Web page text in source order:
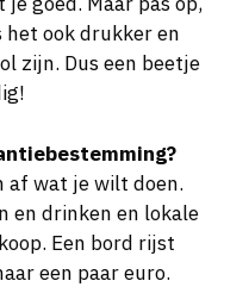
ook drukker en
zijn. Dus een beetje
af wat je wilt doen.
en drinken en lokale
Een bord rijst
een paar euro.